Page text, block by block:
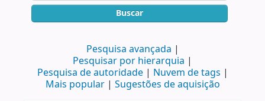
Buscar
Pesquisa avançada
Pesquisar por hierarquia
Pesquisa de autoridade
Nuvem de tags
Mais popular
Sugestões de aquisição